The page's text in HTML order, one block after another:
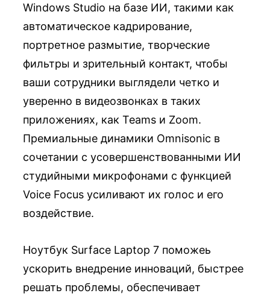
Windows Studio на базе ИИ, такими как
автоматическое кадрирование,
портретное размытие, творческие
фильтры и зрительный контакт, чтобы
ваши сотрудники выглядели четко и
уверенно в видеозвонках в таких
приложениях, как Teams и Zoom.
Премиальные динамики Omnisonic в
сочетании с усовершенствованными ИИ
студийными микрофонами с функцией
Voice Focus усиливают их голос и его
воздействие.
Ноутбук Surface Laptop 7 поможеь
ускорить внедрение инноваций, быстрее
решать проблемы, обеспечивает